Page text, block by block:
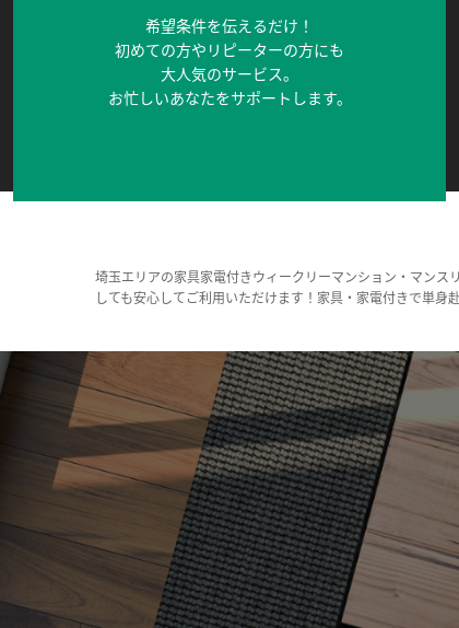
希望条件を伝えるだけ！
初めての方やリピーターの方にも
大人気のサービス。
お忙しいあなたをサポートします。
埼玉エリアの家具家電付きウィークリーマンション・マン
しても安心してご利用いただけます！家具・家電付きで単身